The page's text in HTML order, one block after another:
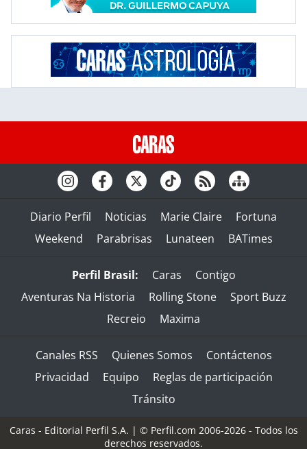
Diario Perfil Noticias Marie Claire
Fortuna
Weekend
Parabrisas Lunateen BATimes
Perfil Brasil: Caras
Contigo
Aventuras Na Historia
Rolling Stone
Sport Buzz
Recreio
Maxima
Canales RSS Quienes Somos
Contáctenos
Privacidad
Equipo
Reglas de participación
Tránsito
Caras - Editorial Perfil S.A. | © Perfil.com 2006-2026 - Todos los
derechos reservados.